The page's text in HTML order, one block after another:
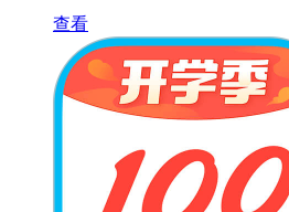
查看